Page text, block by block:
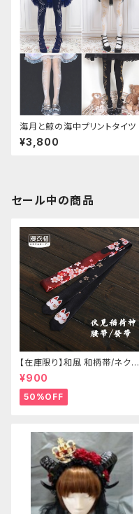
海月と鯨の海中プリントタイツ
¥3,800
セール中の商品
【在庫限り】和風 和柄帯/ネクタ
イ/リボン（狐面/金魚
¥900
50%OFF